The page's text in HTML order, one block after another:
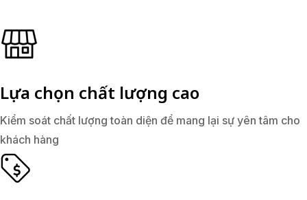
Lựa chọn chất lượng cao
Kiểm soát chất lượng toàn diện để mang lại sự yên tâm cho
khách hàng